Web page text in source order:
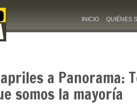
INICIO QUIÉNES
a Panorama:
somos la mayoría